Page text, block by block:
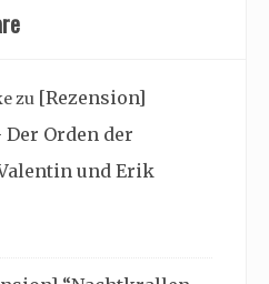
zu [Rezension]
Orden der
und Erik